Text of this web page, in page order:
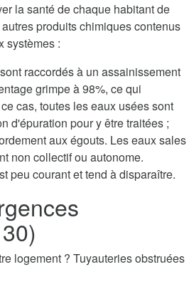
la santé de chaque habitant de
produits chimiques contenus
systèmes :
raccordés à un assainissement
grimpe à 98%, ce qui
cas, toutes les eaux usées sont
d'épuration pour y être traitées ;
aux égouts. Les eaux sales
non collectif ou autonome.
peu courant et tend à disparaître.
logement ? Tuyauteries obstruées